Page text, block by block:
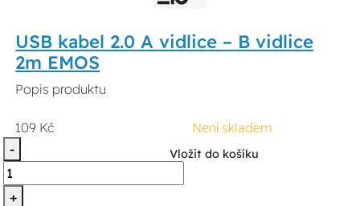
USB kabel 2.0 A vidlice – B vidlice
2m EMOS
Popis produktu
109 Kč
Není skladem
-
+
Vložit do košíku